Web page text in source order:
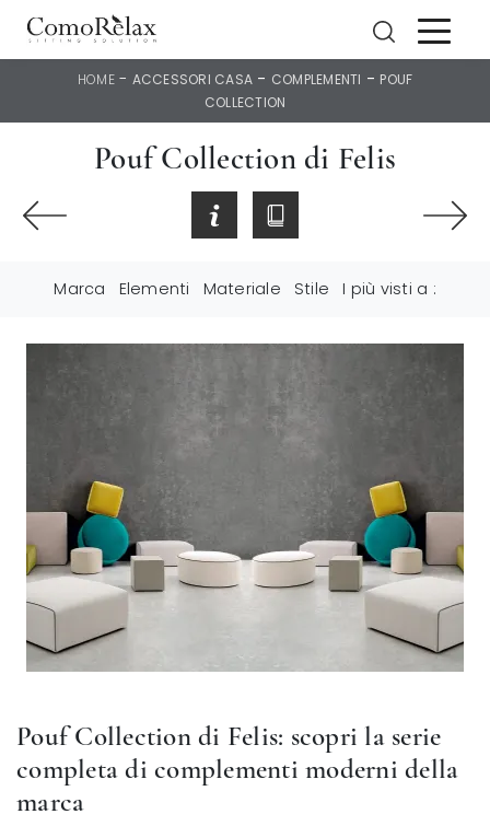
HOME- ACCESSORI CASA - COMPLEMENTI - POUF
COLLECTION
Pouf Collection di Felis
Marca Elementi Materiale Stile I più visti a :
Pouf Collection di Felis: scopri la serie
completa di complementi moderni della
marca